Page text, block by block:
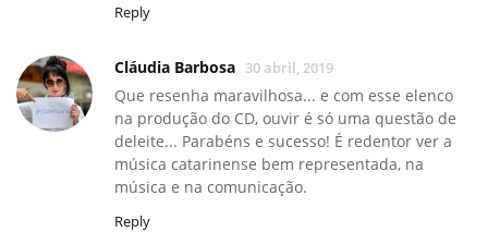
Reply
Cláudia Barbosa 30 abril, 2019
Que resenha maravilhosa... e com esse elenco
na produção do CD, ouvir é só uma questão de
deleite... Parabéns e sucesso! É redentor ver a
música catarinense bem representada, na
música e na comunicação.
Reply